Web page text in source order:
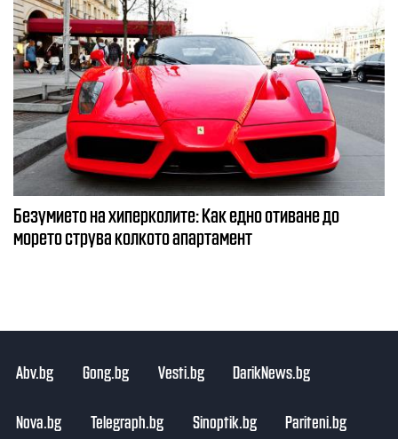
Безумието на хиперколите: Как едно отиване до
морето струва колкото апартамент
Abv.bg Gong.bg Vesti.bg DarikNews.bg
Nova.bg Telegraph.bg Sinoptik.bg Pariteni.bg